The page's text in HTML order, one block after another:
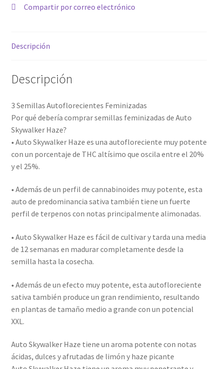
Compartir por correo electrónico
Descripción
Descripción
3 Semillas Autoflorecientes Feminizadas
Por qué debería comprar semillas feminizadas de Auto
Skywalker Haze?
• Auto Skywalker Haze es una autofloreciente muy potente
con un porcentaje de THC altísimo que oscila entre el 20%
y el 25%.
• Además de un perfil de cannabinoides muy potente, esta
auto de predominancia sativa también tiene un fuerte
perfil de terpenos con notas principalmente alimonadas.
• Auto Skywalker Haze es fácil de cultivar y tarda una media
de 12 semanas en madurar completamente desde la
semilla hasta la cosecha.
• Además de un efecto muy potente, esta autofloreciente
sativa también produce un gran rendimiento, resultando
en plantas de tamaño medio a grande con un potencial
XXL.
Auto Skywalker Haze tiene un aroma potente con notas
ácidas, dulces y afrutadas de limón y haze picante